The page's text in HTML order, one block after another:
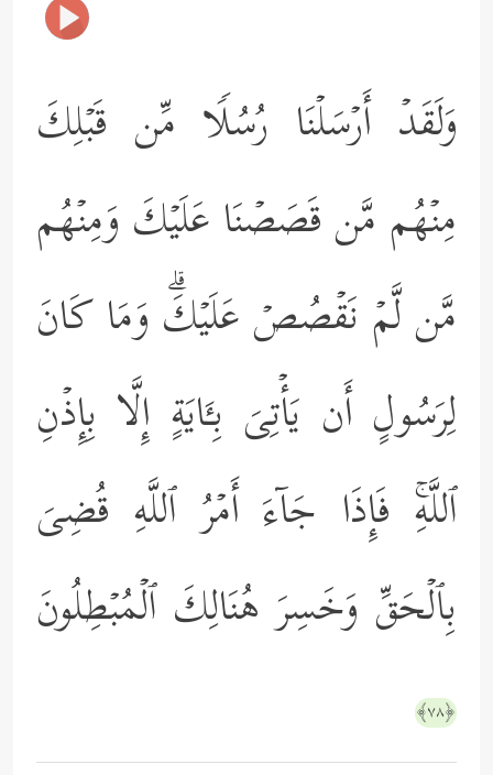
وَلَقَدۡ أَرۡسَلۡنَا رُسُلࣰا مِّن قَبۡلِكَ
مِنۡهُم مَّن قَصَصۡنَا عَلَیۡكَ وَمِنۡهُم
مَّن لَّمۡ نَقۡصُصۡ عَلَیۡكَۗ وَمَا كَانَ
لِرَسُولٍ أَن یَأۡتِیَ بِـَٔایَةٍ إِلَّا بِإِذۡنِ
ٱللَّهِۚ فَإِذَا جَاۤءَ أَمۡرُ ٱللَّهِ قُضِیَ
بِٱلۡحَقِّ وَخَسِرَ هُنَالِكَ ٱلۡمُبۡطِلُونَ
﴿٧٨﴾